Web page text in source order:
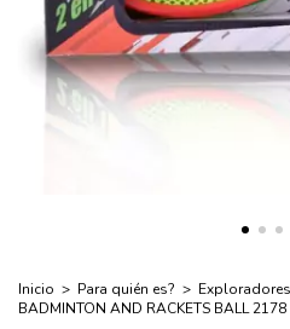
Inicio > Para quién es? >
BADMINTON AND RACKETS BALL 2178